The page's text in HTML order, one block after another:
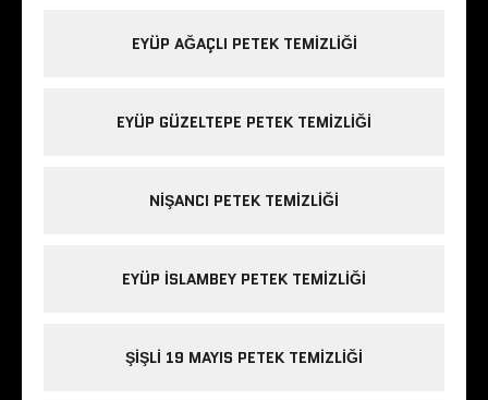
EYÜP AĞAÇLI PETEK TEMIZLIĞI
EYÜP GÜZELTEPE PETEK TEMIZLIĞI
NIŞANCI PETEK TEMIZLIĞI
EYÜP ISLAMBEY PETEK TEMIZLIĞI
ŞIŞLI 19 MAYIS PETEK TEMIZLIĞI